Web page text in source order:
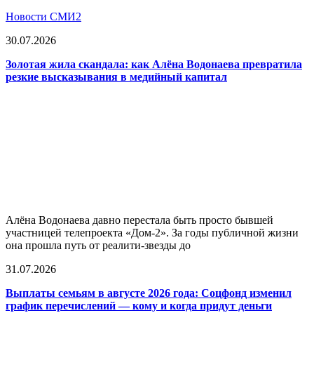
Новости СМИ2
30.07.2026
Золотая жила скандала: как Алёна Водонаева превратила
резкие высказывания в медийный капитал
Алёна Водонаева давно перестала быть просто бывшей
участницей телепроекта «Дом-2». За годы публичной жизни
она прошла путь от реалити-звезды до
31.07.2026
Выплаты семьям в августе 2026 года: Соцфонд изменил
график перечислений — кому и когда придут деньги